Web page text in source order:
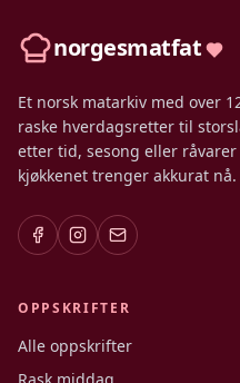
norgesmatfat
Et norsk matarkiv med over
raske hverdagsretter til
etter tid, sesong eller
kjøkkenet trenger akkurat nå.
OPPSKRIFTER
Alle oppskrifter